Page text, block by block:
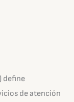
define
de atención